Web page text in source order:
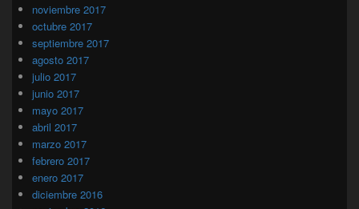
noviembre 2017
octubre 2017
septiembre 2017
agosto 2017
julio 2017
junio 2017
mayo 2017
abril 2017
marzo 2017
febrero 2017
enero 2017
diciembre 2016